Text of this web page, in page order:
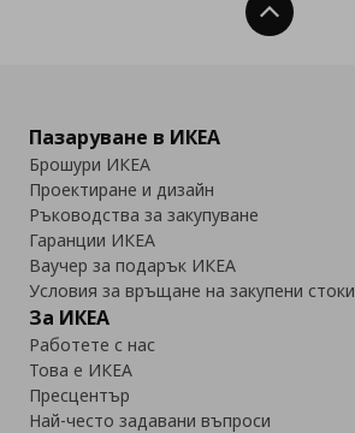
Нагоре
Пазаруване в ИКЕА
Брошури ИКЕА
Проектиране и дизайн
Ръководства за закупуване
Гаранции ИКЕА
Ваучер за подарък ИКЕА
Условия за връщане на закупени стоки
За ИКЕА
Работете с нас
Това е ИКЕА
Пресцентър
Най-често задавани въпроси